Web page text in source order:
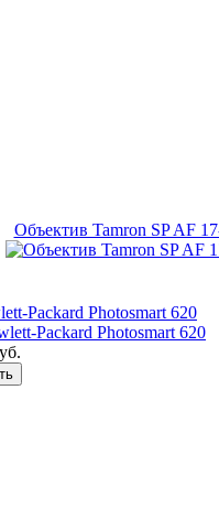
Объектив Tamron SP AF
Packard Photosmart 620